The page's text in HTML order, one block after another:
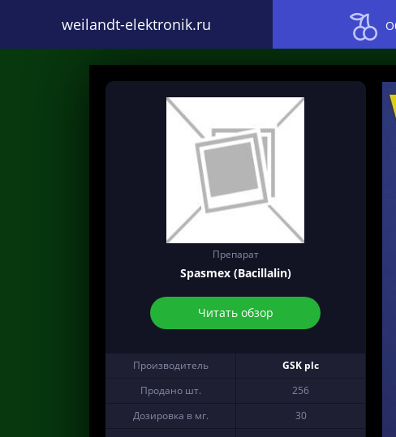
weilandt-elektronik.ru
Препарат
Spasmex (Bacillalin)
Читать обзор
Производитель
GSK plc
Продано шт.
256
Дозировка в мг.
30